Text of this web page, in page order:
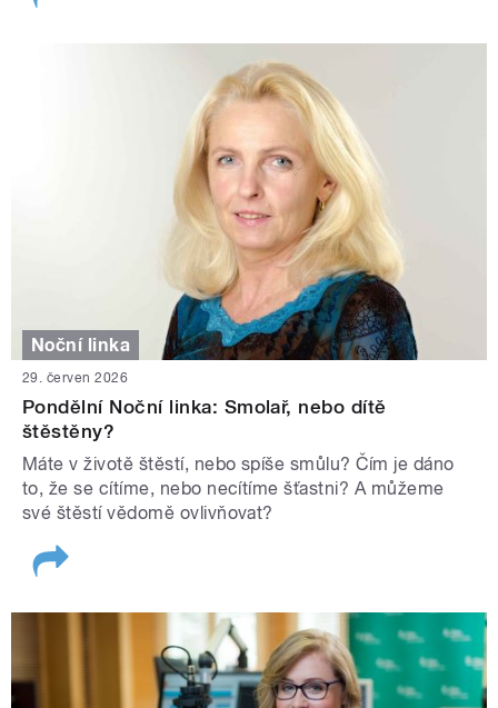
Noční linka
29. červen 2026
Pondělní Noční linka: Smolař, nebo dítě
štěstěny?
Máte v životě štěstí, nebo spíše smůlu? Čím je dáno
to, že se cítíme, nebo necítíme šťastni? A můžeme
své štěstí vědomě ovlivňovat?